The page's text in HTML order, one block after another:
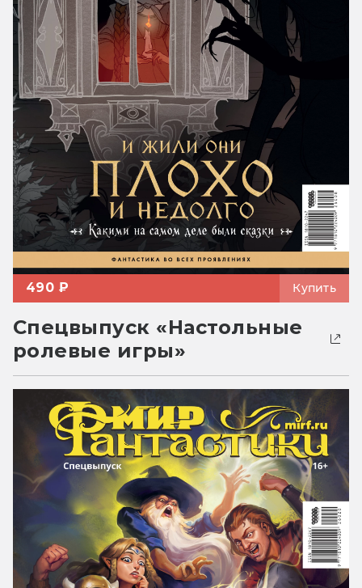
490 ₽ Купить
Спецвыпуск «Настольные
ролевые игры»